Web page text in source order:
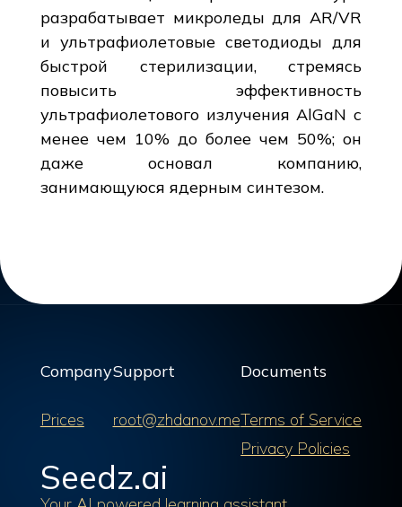
разрабатывает микроледы для AR/VR
и ультрафиолетовые светодиоды для
быстрой стерилизации, стремясь
повысить эффективность
ультрафиолетового излучения AlGaN с
менее чем 10% до более чем 50%; он
даже основал компанию,
занимающуюся ядерным синтезом.
Company
Prices
Support
root@zhdanov.me
Documents
Terms of Service
Privacy Policies
Seedz.ai